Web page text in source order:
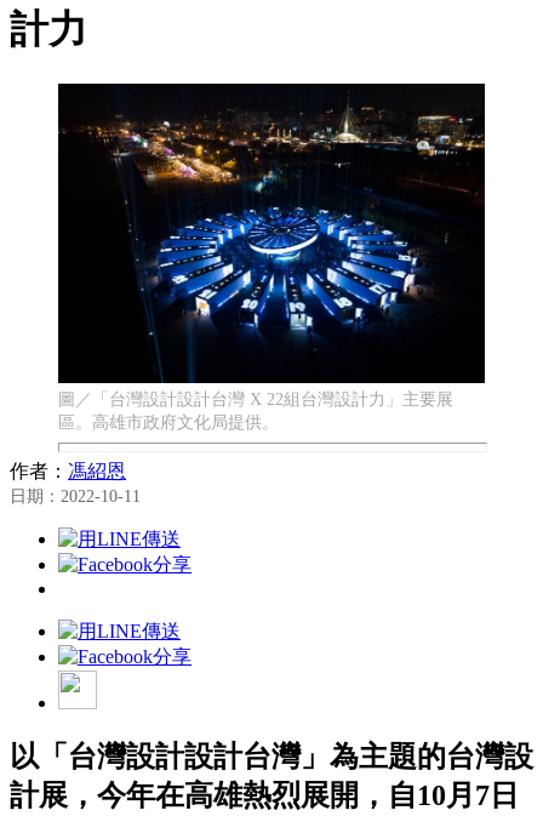
計力
圖／「台灣設計設計台灣 X 22組台灣設計力」主要展
區。高雄市政府文化局提供。
作者： 馮紹恩
日期：2022-10-11
以「台灣設計設計台灣」為主題的台灣設
計展，今年在高雄熱烈展開，自10月7日